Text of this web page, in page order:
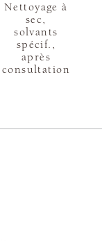
Nettoyage à
sec,
solvants
spécif.,
après
consultation